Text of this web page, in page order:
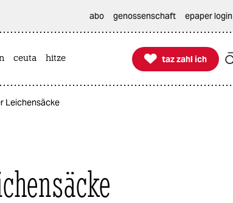
abo genossenschaft epaper login
ceuta hitze 
taz zahl ich
taz zahl ich
Leichensäcke